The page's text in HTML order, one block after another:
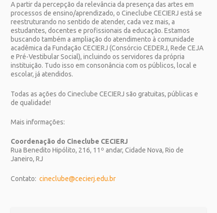
A partir da percepção da relevância da presença das artes em
processos de ensino/aprendizado, o Cineclube CECIERJ está se
reestruturando no sentido de atender, cada vez mais, a
estudantes, docentes e profissionais da educação. Estamos
buscando também a ampliação do atendimento à comunidade
acadêmica da Fundação CECIERJ (Consórcio CEDERJ, Rede CEJA
e Pré-Vestibular Social), incluindo os servidores da própria
instituição. Tudo isso em consonância com os públicos, local e
escolar, já atendidos.
Todas as ações do Cineclube CECIERJ são gratuitas, públicas e
de qualidade!
Mais informações:
Coordenação do Cineclube CECIERJ
Rua Benedito Hipólito, 216, 11º andar, Cidade Nova, Rio de
Janeiro, RJ
Contato:cineclube@cecierj.edu.br